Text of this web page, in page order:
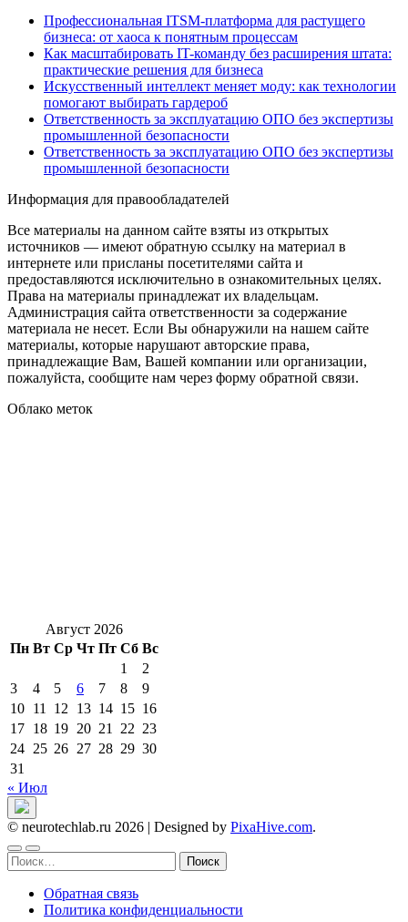
Профессиональная ITSM-платформа для растущего
бизнеса: от хаоса к понятным процессам
Как масштабировать IT-команду без расширения штата:
практические решения для бизнеса
Искусственный интеллект меняет моду: как технологии
помогают выбирать гардероб
Ответственность за эксплуатацию ОПО без экспертизы
промышленной безопасности
Ответственность за эксплуатацию ОПО без экспертизы
промышленной безопасности
Информация для правообладателей
Все материалы на данном сайте взяты из открытых
источников — имеют обратную ссылку на материал в
интернете или присланы посетителями сайта и
предоставляются исключительно в ознакомительных целях.
Права на материалы принадлежат их владельцам.
Администрация сайта ответственности за содержание
материала не несет. Если Вы обнаружили на нашем сайте
материалы, которые нарушают авторские права,
принадлежащие Вам, Вашей компании или организации,
пожалуйста, сообщите нам через форму обратной связи.
Облако меток
Август 2026
Пн Вт Ср Чт Пт Сб Вс
1
2
3
4 5 6 7 8
9
10 11 12 13 14 15 16
17 18 19 20 21 22 23
24 25 26 27 28 29 30
31
« Июл
© neurotechlab.ru 2026 | Designed by PixaHive.com.
Найти:
Обратная связь
Политика конфиденциальности